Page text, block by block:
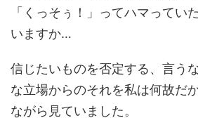
「くっそぅ！」ってハマってい
いますか…
信じたいものを否定する、言う
な立場からのそれを私は何故だ
ながら見ていました。